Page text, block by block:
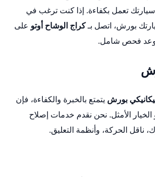
تعمل بكفاءة. إذا كنت ترغب في
بورش، اتصل بـكراج الوشاح أوتو على
فحص شامل.
بورش يتمتع بالخبرة والكفاءة، فإن
الخيار الأمثل. نحن نقدم خدمات إصلاح
ناقل الحركة، وأنظمة التعليق.